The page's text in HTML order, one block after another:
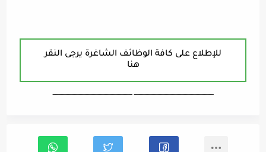
للإطلاع على كافة الوظائف الشاغرة يرجى النقر
هنا
ـــــــــــــــــــــــــــــــــــــــــــــــــــــــــــــــــــ ـــــــــــــــــــــــــــــــــــــــــــــــــــــــــــــــــــ